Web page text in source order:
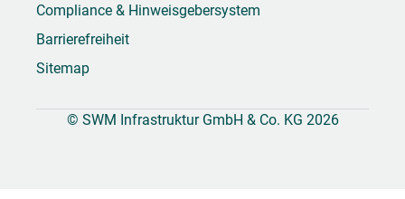
Compliance & Hinweisgebersystem
Barrierefreiheit
Sitemap